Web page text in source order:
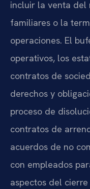
incluir la venta del
familiares o la
operaciones. El
operativos, los
contratos de
derechos y
proceso de
contratos de
acuerdos de no
con empleados
aspectos del